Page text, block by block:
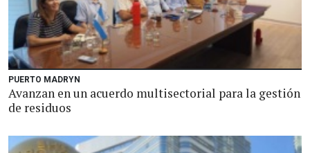
PUERTO MADRYN
Avanzan en un acuerdo multisectorial para la gestión
de residuos